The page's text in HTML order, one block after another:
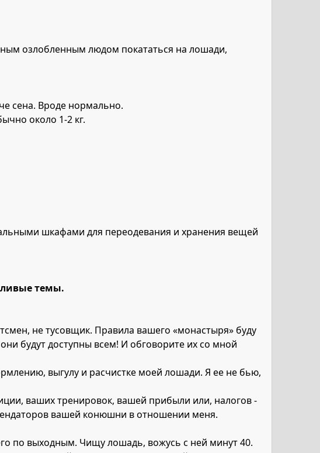
озлобленным людом покататься на лошади,
сена. Вроде нормально.
около 1-2 кг.
шкафами для переодевания и хранения вещей
темы.
не тусовщик. Правила вашего «монастыря» буду
будут доступны всем! И обговорите их со мной
выгулу и расчистке моей лошади. Я ее не бью,
ваших тренировок, вашей прибыли или, налогов -
вашей конюшни в отношении меня.
по выходным. Чищу лошадь, вожусь с ней минут 40.